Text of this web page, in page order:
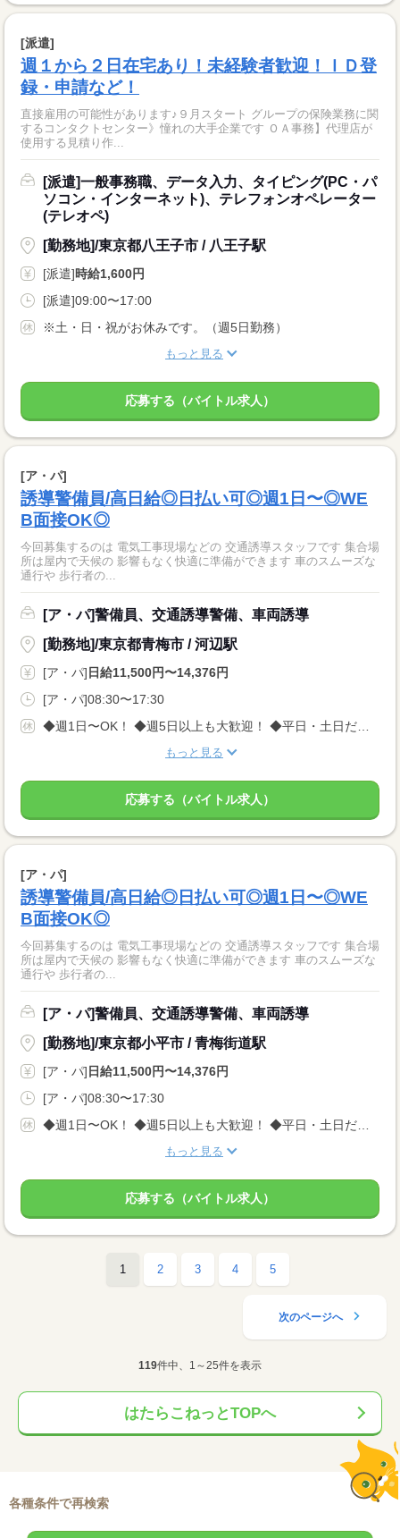
[派遣]
週１から２日在宅あり！未経験者歓迎！ＩＤ登
録・申請など！
直接雇用の可能性があります♪９月スタート グループの保険業務に関
するコンタクトセンター》憧れの大手企業です ＯＡ事務】代理店が
使用する見積り作...
[派遣]一般事務職、データ入力、タイピング(PC・パ
ソコン・インターネット)、テレフォンオペレーター
(テレオペ)
[勤務地]/東京都八王子市 / 八王子駅
[派遣]時給1,600円
[派遣]09:00〜17:00
※土・日・祝がお休みです。（週5日勤務）
もっと見る
応募する（バイトル求人）
[ア・パ]
誘導警備員/高日給◎日払い可◎週1日〜◎WE
B面接OK◎
今回募集するのは 電気工事現場などの 交通誘導スタッフです 集合場
所は屋内で天候の 影響もなく快適に準備ができます 車のスムーズな
通行や 歩行者の...
[ア・パ]警備員、交通誘導警備、車両誘導
[勤務地]/東京都青梅市 / 河辺駅
[ア・パ] 日給11,500円〜14,376円
[ア・パ]08:30〜17:30
もっと見る
応募する（バイトル求人）
[ア・パ]
誘導警備員/高日給◎日払い可◎週1日〜◎WE
B面接OK◎
今回募集するのは 電気工事現場などの 交通誘導スタッフです 集合場
所は屋内で天候の 影響もなく快適に準備ができます 車のスムーズな
通行や 歩行者の...
[ア・パ]警備員、交通誘導警備、車両誘導
[勤務地]/東京都小平市 / 青梅街道駅
[ア・パ] 日給11,500円〜14,376円
[ア・パ]08:30〜17:30
もっと見る
応募する（バイトル求人）
1 2 3 4 5
次のページへ
119件中、1～25件を表示
はたらこねっとTOPへ
各種条件で再検索